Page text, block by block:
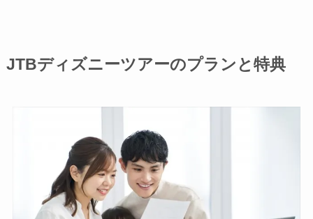
JTBディズニーツアーのプランと特典